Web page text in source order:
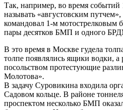
Так, например, во время событий
называть «августовским
командовал 1-м мотострелковым
пары десятков БМП и одного
В это время в Москве гудела
толпе появлялись ящики водки,
посольством протестующие
Молотова».
В задачу Суровикина входила
Садовом кольце. В районе
проспектом несколько БМП